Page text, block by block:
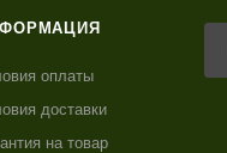
оплаты
доставки
на товар